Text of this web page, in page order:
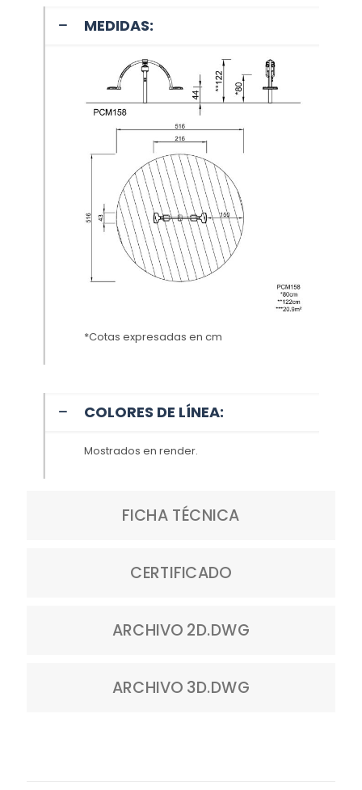
MEDIDAS:
*Cotas expresadas en cm
COLORES DE LÍNEA:
Mostrados en render.
FICHA TÉCNICA
CERTIFICADO
ARCHIVO 2D.DWG
ARCHIVO 3D.DWG